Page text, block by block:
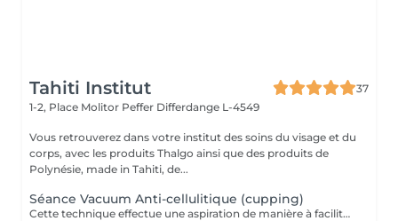
Tahiti Institut
37
1-2, Place Molitor Peffer Differdange L-4549
Vous retrouverez dans votre institut des soins du visage et du
corps, avec les produits Thalgo ainsi que des produits de
Polynésie, made in Tahiti, de...
Séance Vacuum Anti-cellulitique (cupping)
Cette technique effectue une aspiration de manière à faciliter le drainage du liquide retenu dans les cellules et à favoriser la circulation sanguine. La combinaison de ces deux effets aide à extraire les adipocytes et favorise l'oxygénation des tissus. Pour cette raison, c'est un traitement recommandé contre la cellulite.